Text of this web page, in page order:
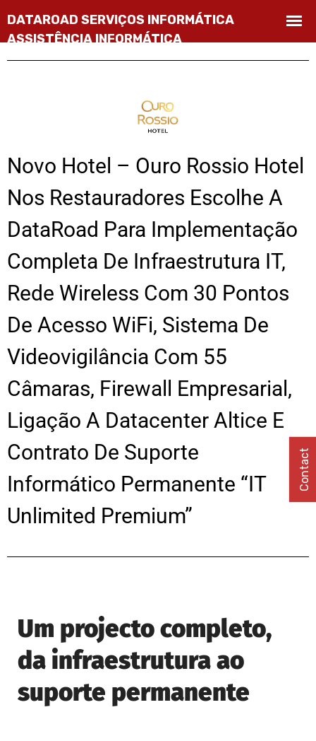
Novo Hotel – Ouro Rossio Hotel
Nos Restauradores Escolhe A
DataRoad Para Implementação
Completa De Infraestrutura IT,
Rede Wireless Com 30 Pontos
De Acesso WiFi, Sistema De
Videovigilância Com 55
Câmaras, Firewall Empresarial,
Ligação A Datacenter Altice E
Contrato De Suporte
Informático Permanente “IT
Unlimited Premium”
Um projecto completo,
da infraestrutura ao
suporte permanente
Contact